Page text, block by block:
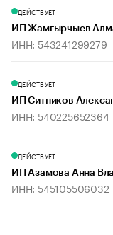
ДЕЙСТВУЕТ
ИП Жамгырчыев
ИНН: 543241299279
ДЕЙСТВУЕТ
ИП Ситников
ИНН: 540225652364
ДЕЙСТВУЕТ
ИП Азамова Анна
ИНН: 545105506032